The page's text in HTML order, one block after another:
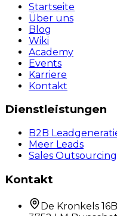
Startseite
Über uns
Blog
Wiki
Academy
Events
Karriere
Kontakt
Dienstleistungen
B2B
Meer Leads
Sales Outsourcing
Kontakt
De Kronkels 16B